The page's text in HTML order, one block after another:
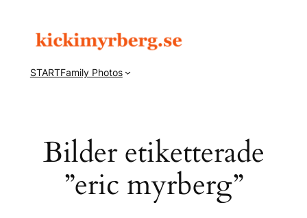
STARTFamily Photos
Bilder etiketterade
”eric myrberg”